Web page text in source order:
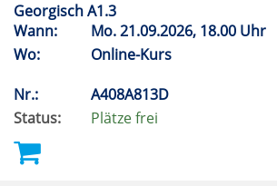
Georgisch A1.3
Wann:
Mo.21.09.2026, 18.00 Uhr
Wo:
Online-Kurs
Nr.:
A408A813D
Status:
Plätze frei